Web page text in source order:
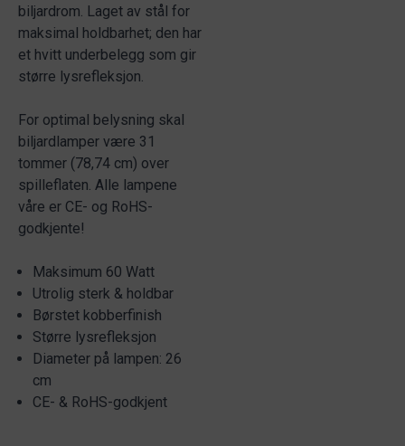
biljardrom. Laget av stål for
maksimal holdbarhet; den har
et hvitt underbelegg som gir
større lysrefleksjon.
For optimal belysning skal
biljardlamper være 31
tommer (78,74 cm) over
spilleflaten. Alle lampene
våre er CE- og RoHS-
godkjente!
Maksimum 60 Watt
Utrolig sterk & holdbar
Børstet kobberfinish
Større lysrefleksjon
Diameter på lampen: 26
cm
CE- & RoHS-godkjent